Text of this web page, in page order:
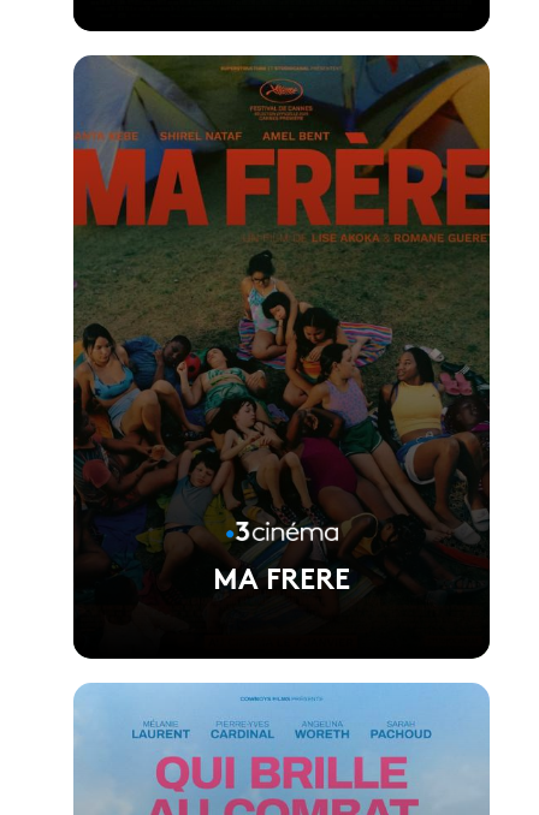
Voir la fiche du film
MA FRERE
Voir la fiche du film